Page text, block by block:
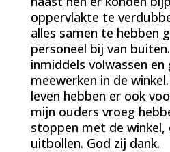
oppervlakte te
alles samen te hebben
personeel bij van
inmiddels volwassen en
meewerken in de
leven hebben er ook
mijn ouders vroeg
stoppen met de winkel,
uitbollen. God zij dank.